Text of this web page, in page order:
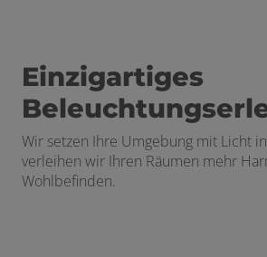
Einzigartiges
Wir setzen Ihre Umgebung mit Licht
verleihen wir Ihren Räumen mehr
Wohlbefinden.